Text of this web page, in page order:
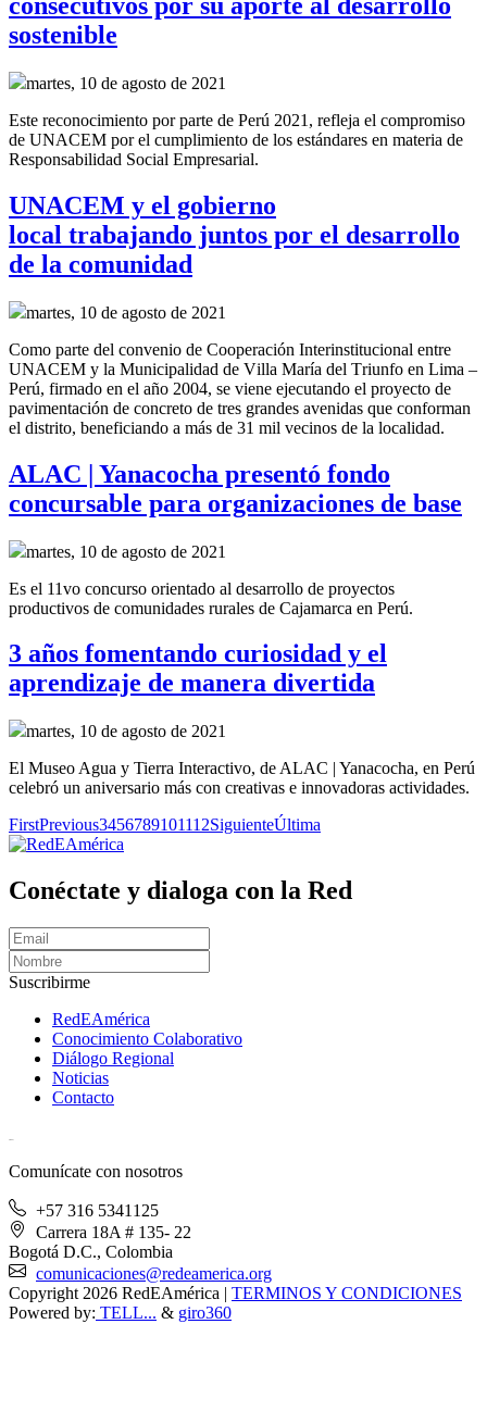
sostenible
martes, 10 de agosto de 2021
Este reconocimiento por parte de Perú 2021, refleja el compromiso
de UNACEM por el cumplimiento de los estándares en materia de
Responsabilidad Social Empresarial.
UNACEM y el gobierno
local trabajando juntos por el desarrollo
de la comunidad
martes, 10 de agosto de 2021
Como parte del convenio de Cooperación Interinstitucional entre
UNACEM y la Municipalidad de Villa María del Triunfo en Lima –
Perú, firmado en el año 2004, se viene ejecutando el proyecto de
pavimentación de concreto de tres grandes avenidas que conforman
el distrito, beneficiando a más de 31 mil vecinos de la localidad.
ALAC | Yanacocha presentó fondo
concursable para organizaciones de base
martes, 10 de agosto de 2021
Es el 11vo concurso orientado al desarrollo de proyectos
productivos de comunidades rurales de Cajamarca en Perú.
3 años fomentando curiosidad y el
aprendizaje de manera divertida
martes, 10 de agosto de 2021
El Museo Agua y Tierra Interactivo, de ALAC | Yanacocha, en Perú
celebró un aniversario más con creativas e innovadoras actividades.
FirstPrevious3456789101112SiguienteÚltima
Conéctate y dialoga con la Red
Suscribirme
RedEAmérica
Conocimiento Colaborativo
Diálogo Regional
Noticias
Contacto
Comunícate con nosotros
+57 316 5341125
Carrera 18A # 135- 22
Bogotá D.C., Colombia
comunicaciones@redeamerica.org
Copyright 2026 RedEAmérica | TERMINOS Y CONDICIONES
Powered by: TELL... & giro360